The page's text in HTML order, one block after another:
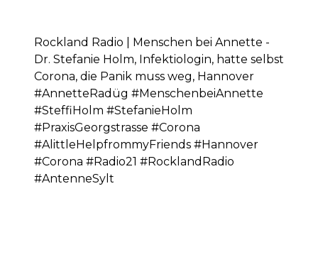
Rockland Radio | Menschen bei Annette -
Dr. Stefanie Holm, Infektiologin, hatte selbst
Corona, die Panik muss weg, Hannover
#AnnetteRadüg #MenschenbeiAnnette
#SteffiHolm #StefanieHolm
#PraxisGeorgstrasse #Corona
#AlittleHelpfrommyFriends #Hannover
#Corona #Radio21 #RocklandRadio
#AntenneSylt